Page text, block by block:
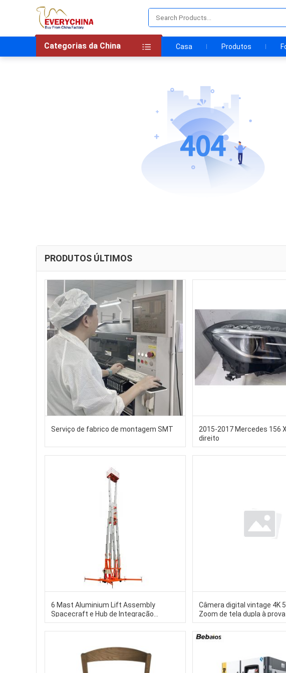
Categorias da China Casa Produtos
PRODUTOS ÚLTIMOS
Serviço de fabrico de montagem SMT
2015-2017 Mercedes 156
direito
6 Mast Aluminium Lift Assembly
Spacecraft e Hub de Integração
Aeroespacial
Câmera digital vintage 4K
Zoom de tela dupla à prova
luz LED antivibração e
para natação e mergulho